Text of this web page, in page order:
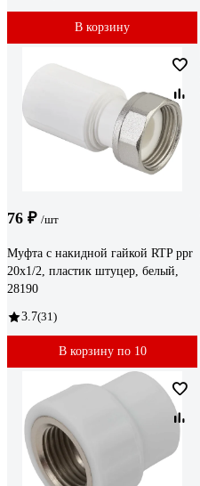
В корзину
76 ₽ /шт
Муфта с накидной гайкой RTP ppr
20x1/2, пластик штуцер, белый,
28190
3.7(31)
В корзину по 10